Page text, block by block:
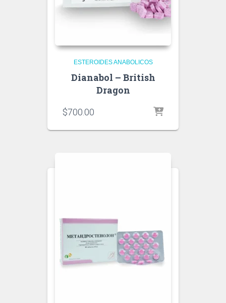
ESTEROIDES ANABOLICOS
Dianabol – British
Dragon
$700.00